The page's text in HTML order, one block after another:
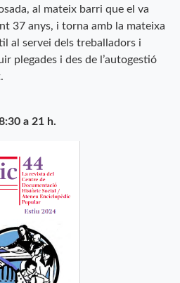
al mateix barri que el va
37 anys, i torna amb la mateixa
al servei dels treballadors i
plegades i des de l’autogestió
a 21 h.